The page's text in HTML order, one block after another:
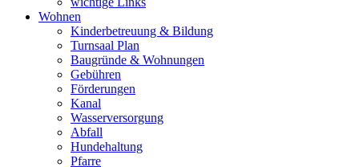
Wohnen
Kinderbetreuung & Bildung
Turnsaal Plan
Baugründe & Wohnungen
Gebühren
Förderungen
Kanal
Wasserversorgung
Abfall
Hundehaltung
Pfarre